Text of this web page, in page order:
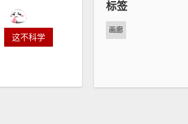
这不科学
标签
画廊